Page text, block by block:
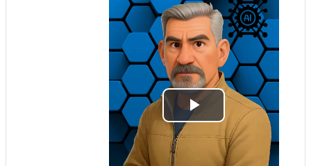
Reproducir
Vídeo